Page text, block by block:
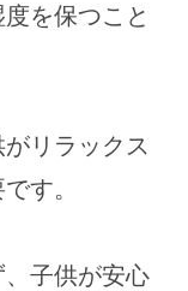
を保つこと
リラックス
す。
子供が安心